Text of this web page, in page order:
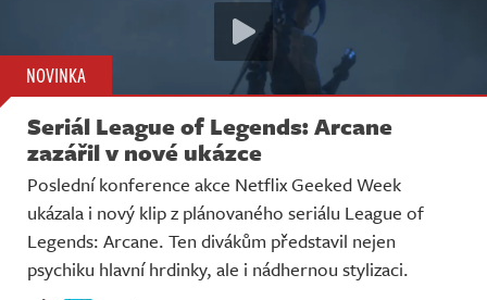
NOVINKA
Seriál League of Legends: Arcane
zazářil v nové ukázce
Poslední konference akce Netflix Geeked Week
ukázala i nový klip z plánovaného seriálu League of
Legends: Arcane. Ten divákům představil nejen
psychiku hlavní hrdinky, ale i nádhernou stylizaci.